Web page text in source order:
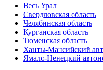
Весь Урал
Свердловская область
Челябинская область
Курганская область
Тюменская область
Ханты-Мансийский
Ямало-Ненецкий